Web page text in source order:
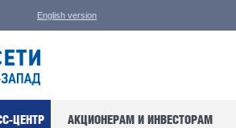
English version
ЦЕНТР АКЦИОНЕРАМ И ИНВЕСТОРАМ